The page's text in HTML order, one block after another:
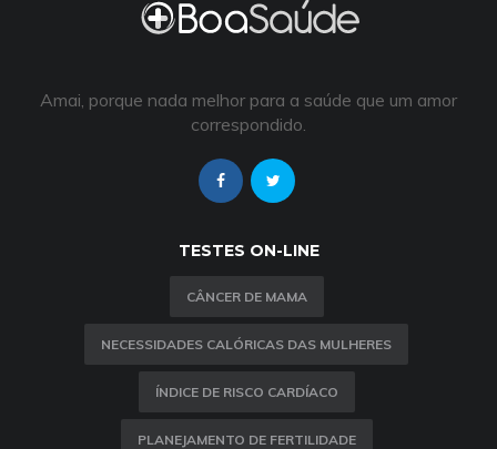
Amai, porque nada melhor para a saúde que um amor
correspondido.
TESTES ON-LINE
CÂNCER DE MAMA
NECESSIDADES CALÓRICAS DAS MULHERES
ÍNDICE DE RISCO CARDÍACO
PLANEJAMENTO DE FERTILIDADE